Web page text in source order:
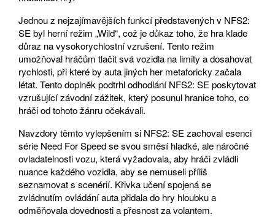
Jednou z nejzajímavějších funkcí představených v NFS2:
SE byl herní režim „Wild“, což je důkaz toho, že hra klade
důraz na vysokorychlostní vzrušení. Tento režim
umožňoval hráčům tlačit svá vozidla na limity a dosahovat
rychlosti, při které by auta jiných her metaforicky začala
létat. Tento doplněk podtrhl odhodlání NFS2: SE poskytovat
vzrušující závodní zážitek, který posunul hranice toho, co
hráči od tohoto žánru očekávali.
Navzdory těmto vylepšením si NFS2: SE zachoval esenci
série Need For Speed se svou směsí hladké, ale náročné
ovladatelnosti vozu, která vyžadovala, aby hráči zvládli
nuance každého vozidla, aby se nemuseli příliš
seznamovat s scenérií. Křivka učení spojená se
zvládnutím ovládání auta přidala do hry hloubku a
odměňovala dovednosti a přesnost za volantem.